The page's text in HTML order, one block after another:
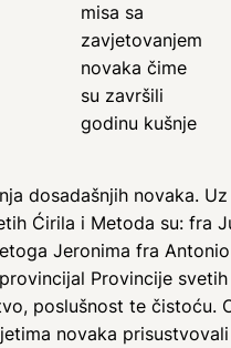
misa sa
zavjetovanjem
novaka čime
su završili
godinu kušnje
dosadašnjih novaka.
Ćirila i Metoda su: fra
Jeronima fra
Provincije
poslušnost te čistoću.
novaka